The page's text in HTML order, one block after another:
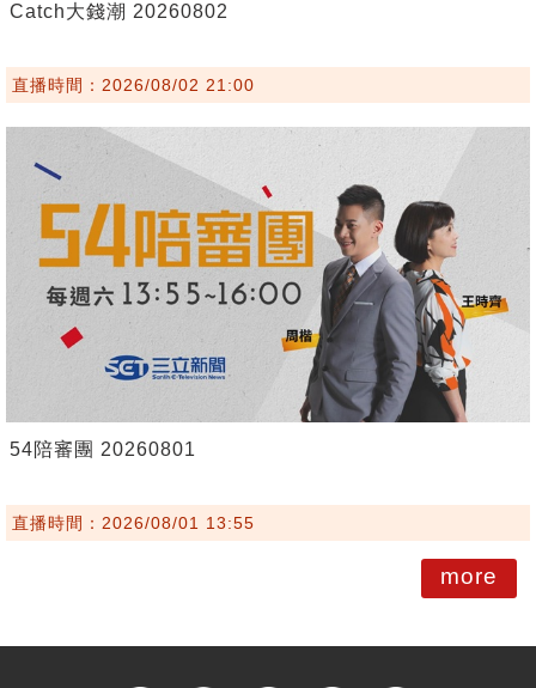
Catch大錢潮 20260802
直播時間：2026/08/02 21:00
54陪審團 20260801
直播時間：2026/08/01 13:55
more